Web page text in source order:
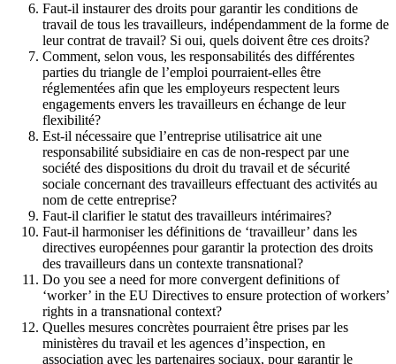
Faut-il instaurer des droits pour garantir les conditions de
travail de tous les travailleurs, indépendamment de la forme de
leur contrat de travail? Si oui, quels doivent être ces droits?
Comment, selon vous, les responsabilités des différentes
parties du triangle de l’emploi pourraient-elles être
réglementées afin que les employeurs respectent leurs
engagements envers les travailleurs en échange de leur
flexibilité?
Est-il nécessaire que l’entreprise utilisatrice ait une
responsabilité subsidiaire en cas de non-respect par une
société des dispositions du droit du travail et de sécurité
sociale concernant des travailleurs effectuant des activités au
nom de cette entreprise?
Faut-il clarifier le statut des travailleurs intérimaires?
Faut-il harmoniser les définitions de ‘travailleur’ dans les
directives européennes pour garantir la protection des droits
des travailleurs dans un contexte transnational?
Do you see a need for more convergent definitions of
‘worker’ in the EU Directives to ensure protection of workers’
rights in a transnational context?
Quelles mesures concrètes pourraient être prises par les
ministères du travail et les agences d’inspection, en
association avec les partenaires sociaux, pour garantir le